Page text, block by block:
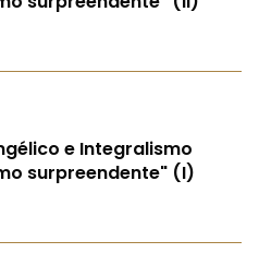
e Integralismo
surpreendente" (I)